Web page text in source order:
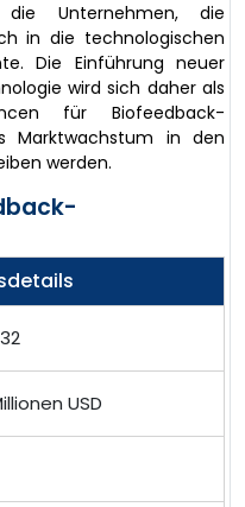
Unternehmen, die
in die technologischen
Die Einführung neuer
wird sich daher als
für Biofeedback-
Marktwachstum in den
werden.
USD